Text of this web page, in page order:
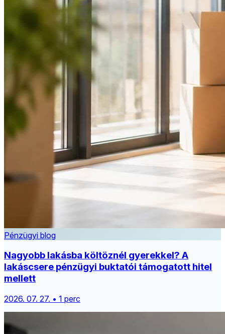
Pénzügyi blog
Nagyobb lakásba költöznél gyerekkel? A
lakáscsere pénzügyi buktatói támogatott hitel
mellett
2026. 07. 27. • 1 perc